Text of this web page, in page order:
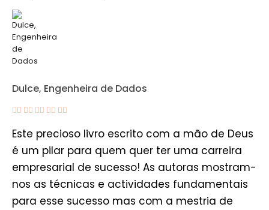
Dulce, Engenheira de Dados
    
Este precioso livro escrito com a mão de Deus
é um pilar para quem quer ter uma carreira
empresarial de sucesso! As autoras mostram-
nos as técnicas e actividades fundamentais
para esse sucesso mas com a mestria de